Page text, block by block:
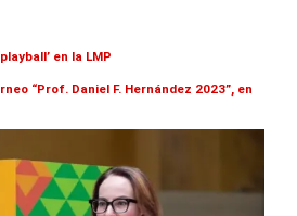
en la LMP
“Prof. Daniel F. Hernández 2023”, en